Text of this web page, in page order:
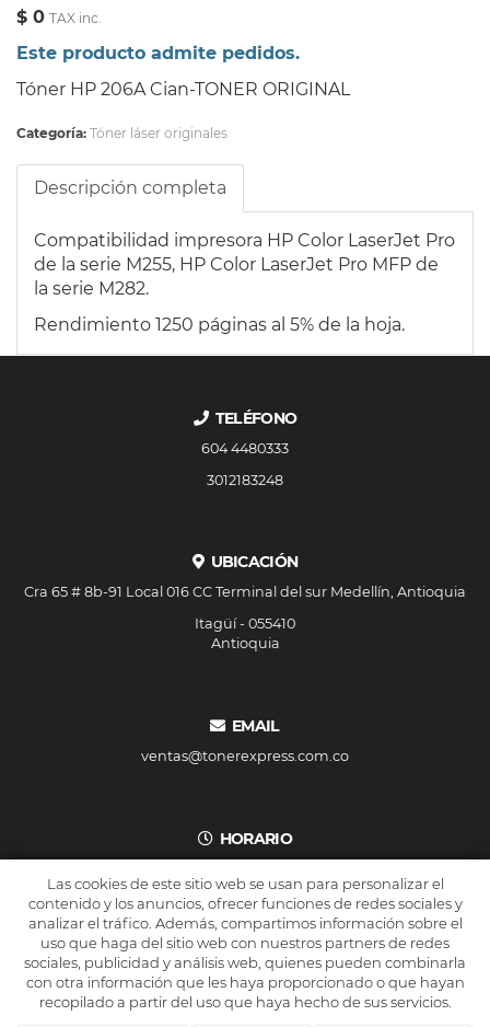
$ 0 TAX inc.
Este producto admite pedidos.
Tóner HP 206A Cian-TONER ORIGINAL
Categoría: Tóner láser originales
Descripción completa
Compatibilidad impresora HP Color LaserJet Pro
de la serie M255, HP Color LaserJet Pro MFP de
la serie M282.
Rendimiento 1250 páginas al 5% de la hoja.
TELÉFONO
604 4480333
3012183248
UBICACIÓN
Cra 65 # 8b-91 Local 016 CC Terminal del sur Medellín, Antioquia
Itagüí - 055410
Antioquia
EMAIL
ventas@tonerexpress.com.co
HORARIO
Sábados de 8 am a 4pm.
Las cookies de este sitio web se usan para personalizar el
contenido y los anuncios, ofrecer funciones de redes sociales y
analizar el tráfico. Además, compartimos información sobre el
uso que haga del sitio web con nuestros partners de redes
sociales, publicidad y análisis web, quienes pueden combinarla
con otra información que les haya proporcionado o que hayan
recopilado a partir del uso que haya hecho de sus servicios.